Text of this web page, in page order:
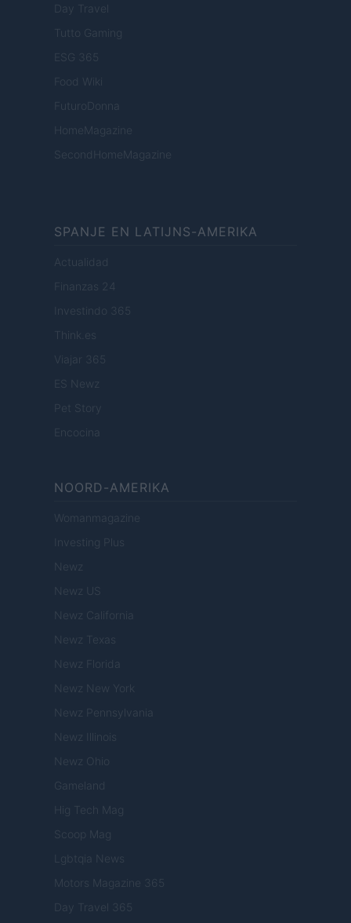
Day Travel
Tutto Gaming
ESG 365
Food Wiki
FuturoDonna
HomeMagazine
SecondHomeMagazine
SPANJE EN LATIJNS-AMERIKA
Actualidad
Finanzas 24
Investindo 365
Think.es
Viajar 365
ES Newz
Pet Story
Encocina
NOORD-AMERIKA
Womanmagazine
Investing Plus
Newz
Newz US
Newz California
Newz Texas
Newz Florida
Newz New York
Newz Pennsylvania
Newz Illinois
Newz Ohio
Gameland
Hig Tech Mag
Scoop Mag
Lgbtqia News
Motors Magazine 365
Day Travel 365